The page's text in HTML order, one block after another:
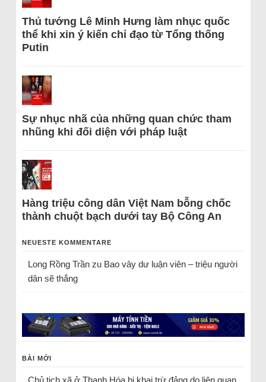
Thủ tướng Lê Minh Hưng làm nhục quốc
thể khi xin ý kiến chỉ đạo từ Tổng thống
Putin
Sự nhục nhã của những quan chức tham
nhũng khi đối diện với pháp luật
Hàng triệu công dân Việt Nam bỗng chốc
thành chuột bạch dưới tay Bộ Công An
NEUESTE KOMMENTARE
Long Rồng Trầnzu Bao vây dư luận viên – triệu người
dân sẽ thắng
BÀI MỚI
Chủ tịch xã ở Thanh Hóa bị khai trừ đảng do liên quan